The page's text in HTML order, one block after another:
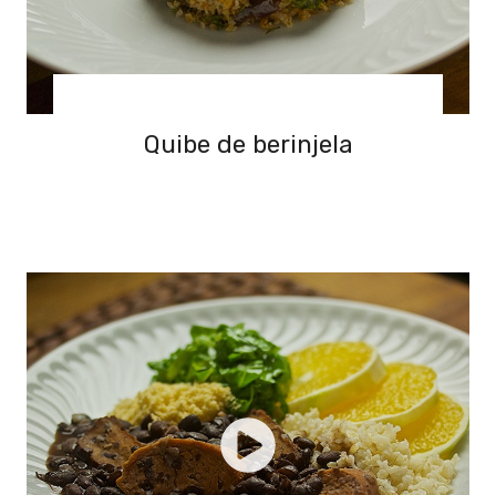
Quibe de berinjela